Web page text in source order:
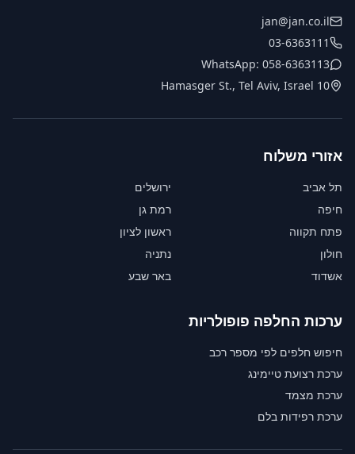
jan@jan.co.il
03-6363111
WhatsApp: 058-6363113
10 Hamasger St., Tel Aviv, Israel
אזורי משלוח
תל אביב
ירושלים
חיפה
רמת גן
פתח תקווה
ראשון לציון
חולון
נתניה
אשדוד
באר שבע
ערכות החלפה פופולריות
חיפוש חלפים לפי מספר רכב
ערכת רצועת טיימינג
ערכת מצמד
ערכת רפידות בלם